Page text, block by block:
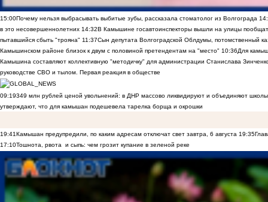
15:00Почему нельзя выбрасывать выбитые зубы, рассказала стоматолог из Волгограда
в это несовершеннолетних 14:32В Камышине госавтоинспекторы вышли на улицы
пытавшийся сбыть "трояна" 11:37Сын депутата Волгоградской Облдумы, потомственный
Камышинском районе близок к двум с половиной претендентам на "место" 10:36Для
Камышина составляют коллективную "методичку" для администрации Станислава
руководстве СВО и тылом. Первая реакция в обществе
09:19349 млн рублей ценой увольнений: в ДНР массово ликвидируют и объединяют
утверждают, что для камышан подешевела тарелка борща и окрошки
19:41Камышан предупредили, по каким адресам отключат свет завтра, 6 августа 19:35
17:10Тошнота, рвота и сыпь: чем грозит купание в зеленой реке